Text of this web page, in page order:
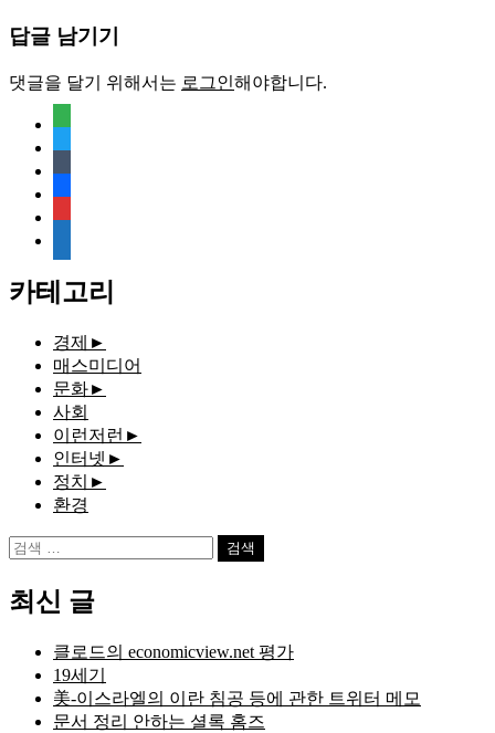
답글 남기기
댓글을 달기 위해서는 로그인해야합니다.
document
카테고리
경제 ►
매스미디어
문화►
사회
이런저런 ►
인터넷 ►
정치 ►
환경
검
최신 글
클로드의 economicview.net 평가
19세기
美-이스라엘의 이란 침공 등에 관한 트위터 메모
문서 정리 안하는 셜록 홈즈